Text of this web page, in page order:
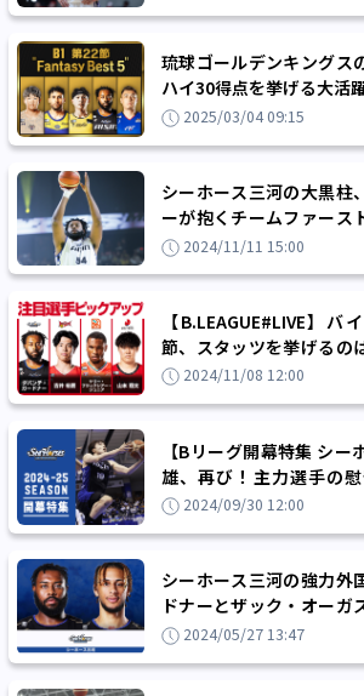
琉球ゴールデンキングス
ハイ30得点を挙げる大活
タジーベスト5！
2025/03/04 09:15
シーホース三河の大黒柱
ーが抱くチームファース
トの成功をしっかりと喜び
2024/11/11 15:00
【B.LEAGUE#LIVE】
節、スタッツを挙げるの
か予想して試合をもっと楽
2024/11/08 12:00
【Bリーグ開幕特集 シ
雄、再び！主力選手の
ン・リッチマン指揮下での
2024/09/30 12:00
シーホース三河の強力外
ドナーとザック・オーガ
勝に向かっていきましょう
2024/05/27 13:47